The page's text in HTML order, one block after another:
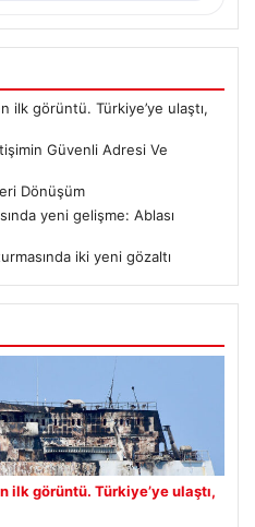
ilk görüntü. Türkiye’ye ulaştı,
Güvenli Adresi Ve
Dönüşüm
yeni gelişme: Ablası
iki yeni gözaltı
ilk görüntü. Türkiye’ye ulaştı,